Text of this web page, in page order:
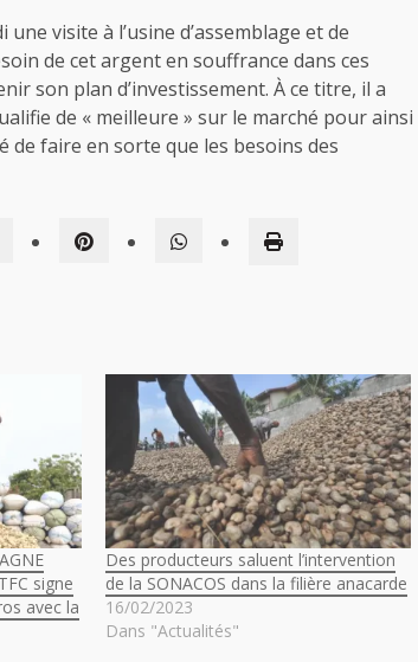
visite à l’usine d’assemblage et de
de cet argent en souffrance dans ces
son plan d’investissement. À ce titre, il a
de « meilleure » sur le marché pour ainsi
de faire en sorte que les besoins des
signe
avec la
Des producteurs saluent l’intervention
de la SONACOS dans la filière anacarde
16/02/2023
Dans "Actualités"